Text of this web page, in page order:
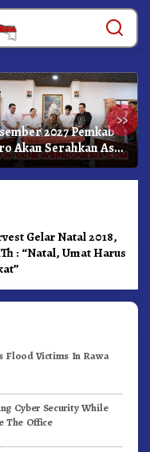
»
2027 Pemkab
Akan Serahkan Aset
Kabanjahe Ke
GBKP
Gelar Natal 2018,
: “Natal, Umat Harus
Flood Victims In Rawa
Cyber Security While
The Office